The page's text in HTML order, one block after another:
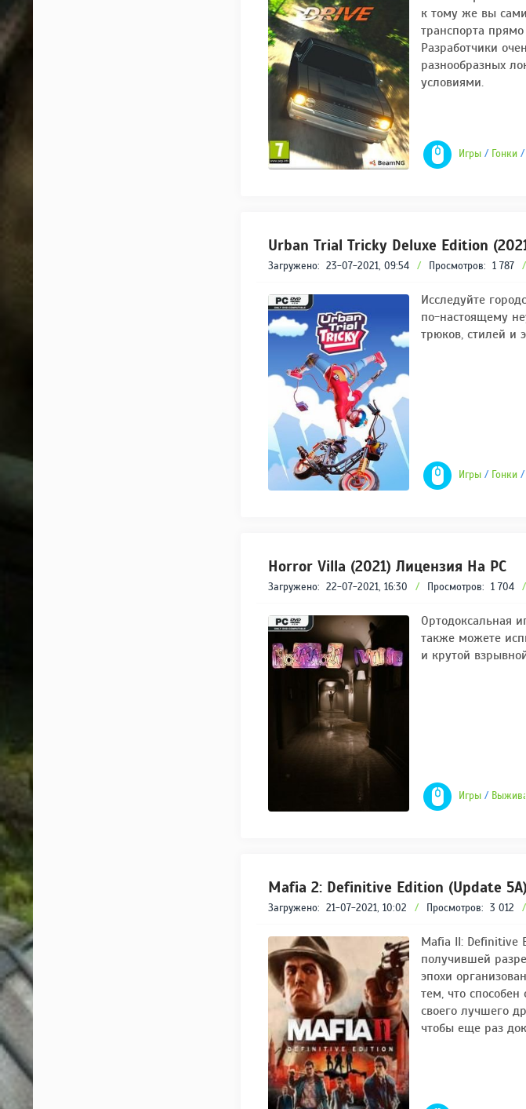
к тому же вы
транспорта
Разработчики
разнообразных
условиями.
Игры/ Гонки/
Urban Trial Tricky Deluxe Edition
Загружено: 23-07-2021, 09:54 / Просмотров: 1 787 /
Исследуйте
по-настоящему
трюков, стилей и
Игры/ Гонки/
Horror Villa (2021) Лицензия На PC
Загружено: 22-07-2021, 16:30 / Просмотров: 1 704 /
Ортодоксальная
также можете
и крутой
Игры/
Mafia 2: Definitive Edition (Update
Загружено: 21-07-2021, 10:02 / Просмотров: 3 012 /
Mafia II: Definitive
получившей
эпохи
тем, что
своего лучшего
чтобы еще раз